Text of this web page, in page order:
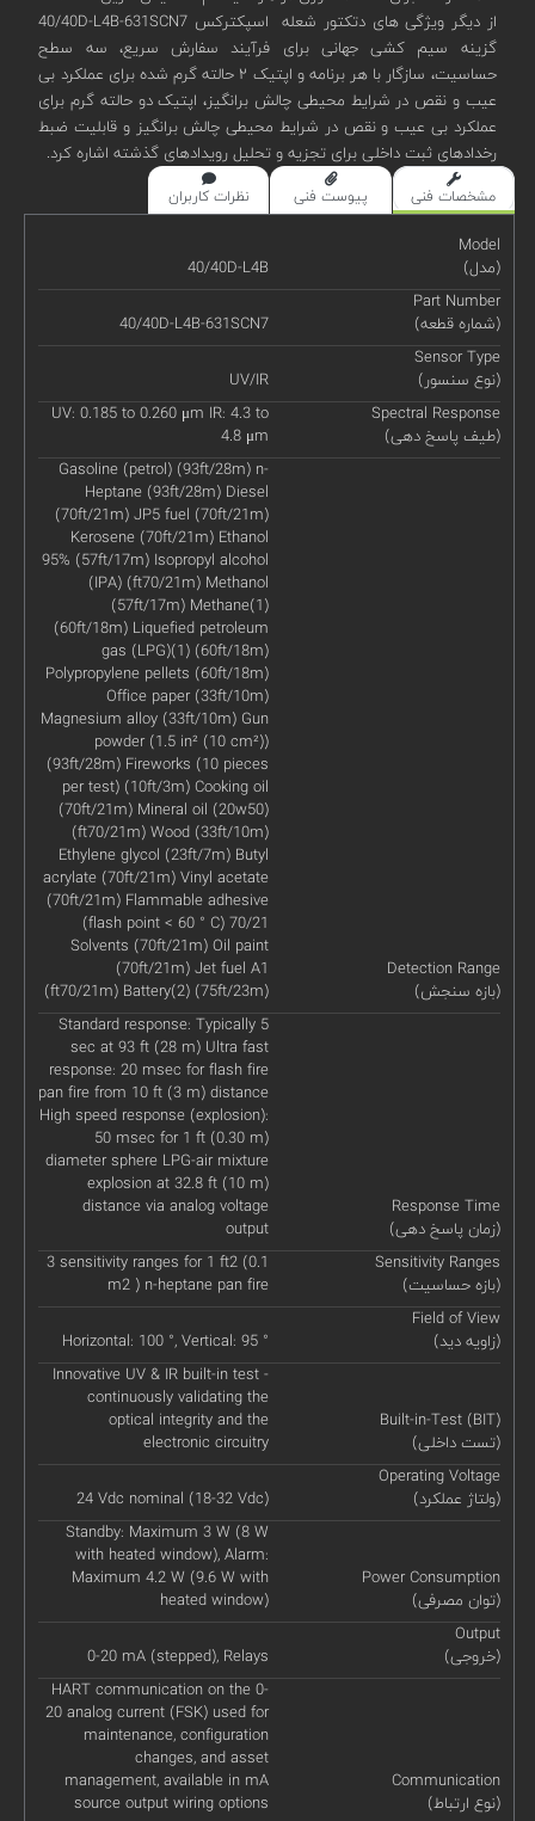
از دیگر ویژگی های دتکتور شعله اسپکترکس 40/40D-L4B-631SCN7
گزینه سیم کشی جهانی برای فرآیند سفارش سریع، سه سطح
حساسیت، سازگار با هر برنامه و اپتیک ۲ حالته گرم شده برای عملکرد بی
عیب و نقص در شرایط محیطی چالش برانگیز، اپتیک دو حالته گرم برای
عملکرد بی عیب و نقص در شرایط محیطی چالش برانگیز و قابلیت ضبط
رخدادهای ثبت داخلی برای تجزیه و تحلیل رویدادهای گذشته اشاره کرد.
مشخصات فنی پیوست فنی نظرات کاربران
Model
(مدل)
40/40D-L4B
Part Number
(شماره قطعه)
40/40D-L4B-631SCN7
Sensor Type
(نوع سنسور)
UV/IR
Spectral Response
(طیف پاسخ دهی)
UV: 0.185 to 0.260 μm IR: 4.3 to
4.8 μm
Detection Range
(بازه سنجش)
Gasoline (petrol) (93ft/28m) n-
Heptane (93ft/28m) Diesel
(70ft/21m) JP5 fuel (70ft/21m)
Kerosene (70ft/21m) Ethanol
95% (57ft/17m) Isopropyl alcohol
(IPA) (ft70/21m) Methanol
(57ft/17m) Methane(1)
(60ft/18m) Liquefied petroleum
gas (LPG)(1) (60ft/18m)
Polypropylene pellets (60ft/18m)
Office paper (33ft/10m)
Magnesium alloy (33ft/10m) Gun
powder (1.5 in² (10 cm²))
(93ft/28m) Fireworks (10 pieces
per test) (10ft/3m) Cooking oil
(70ft/21m) Mineral oil (20w50)
(ft70/21m) Wood (33ft/10m)
Ethylene glycol (23ft/7m) Butyl
acrylate (70ft/21m) Vinyl acetate
(70ft/21m) Flammable adhesive
(flash point < 60 ° C) 70/21
Solvents (70ft/21m) Oil paint
(70ft/21m) Jet fuel A1
(ft70/21m) Battery(2) (75ft/23m)
Response Time
(زمان پاسخ دهی)
Standard response: Typically 5
sec at 93 ft (28 m) Ultra fast
response: 20 msec for flash fire
pan fire from 10 ft (3 m) distance
High speed response (explosion):
50 msec for 1 ft (0.30 m)
diameter sphere LPG-air mixture
explosion at 32.8 ft (10 m)
distance via analog voltage
output
Sensitivity Ranges
(بازه حساسیت)
3 sensitivity ranges for 1 ft2 (0.1
m2 ) n-heptane pan fire
Field of View
(زاویه دید)
Horizontal: 100 °, Vertical: 95 °
Built-in-Test (BIT)
(تست داخلی)
Innovative UV & IR built-in test -
continuously validating the
optical integrity and the
electronic circuitry
Operating Voltage
(ولتاژ عملکرد)
24 Vdc nominal (18-32 Vdc)
Power Consumption
(توان مصرفی)
Standby: Maximum 3 W (8 W
with heated window), Alarm:
Maximum 4.2 W (9.6 W with
heated window)
Output
(خروجی)
0-20 mA (stepped), Relays
Communication
(نوع ارتباط)
HART communication on the 0-
20 analog current (FSK) used for
maintenance, configuration
changes, and asset
management, available in mA
source output wiring options